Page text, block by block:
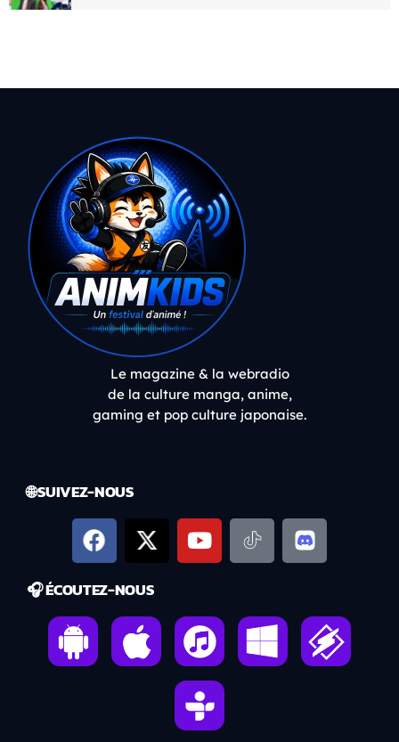
Le magazine & la webradio
de la culture manga, anime,
gaming et pop culture japonaise.
🌐 SUIVEZ-NOUS
🎧 ÉCOUTEZ-NOUS